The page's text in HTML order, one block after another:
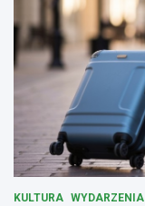
KULTURA WYDARZENIA